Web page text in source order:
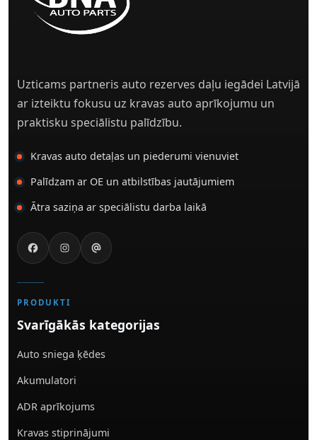
Uzticams partneris auto rezerves daļu iegādei Latvijā
ar izteiktu fokusu uz kravas auto aprīkojumu un
praktisku speciālistu palīdzību.
Kravas auto detaļas un piederumi vienuviet
Palīdzam ar OE un atbilstības jautājumiem
Ātra saziņa ar speciālistu darba laikā
PRODUKTI
Svarīgākās kategorijas
Auto sniega ķēdes
Akumulatori
ADR aprīkojums
Kravas stiprinājumi